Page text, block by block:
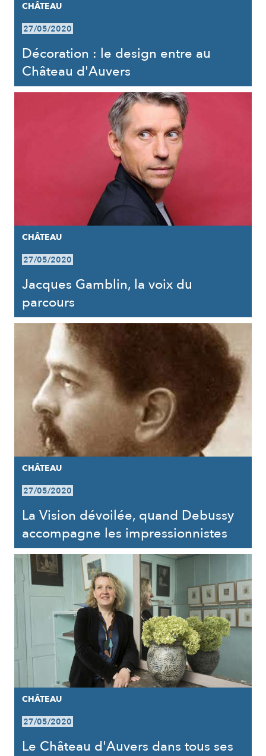
CHÂTEAU
27/05/2020
Décoration : le design entre au
Château d'Auvers
CHÂTEAU
27/05/2020
Jacques Gamblin, la voix du
parcours
CHÂTEAU
27/05/2020
La Vision dévoilée, quand Debussy
accompagne les impressionnistes
CHÂTEAU
27/05/2020
Le Château d'Auvers dans tous ses